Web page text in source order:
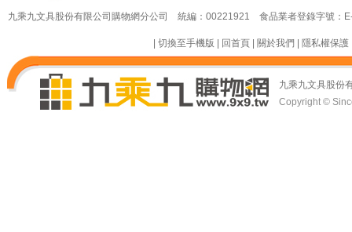
九乘九文具股份有限公司購物網分公司 統編：00221921 食品業者登錄字號
| 切換至手機版 | 回首頁| 關於我們| 隱私權保護
九乘九文具股份
Copyright ©